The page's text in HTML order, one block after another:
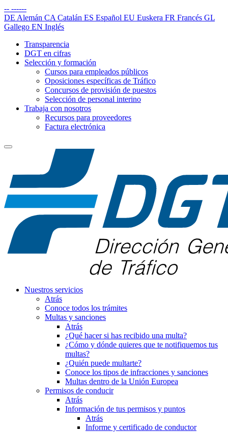
-- ------
DE Alemán CA Catalán ES Español EU Euskera FR Francés GL
Gallego EN Inglés
Transparencia
DGT en cifras
Selección y formación
Cursos para empleados públicos
Oposiciones específicas de Tráfico
Concursos de provisión de puestos
Selección de personal interino
Trabaja con nosotros
Recursos para proveedores
Factura electrónica
Nuestros servicios
Atrás
Conoce todos los trámites
Multas y sanciones
Atrás
¿Qué hacer si has recibido una multa?
¿Cómo y dónde quieres que te notifiquemos tus
multas?
¿Quién puede multarte?
Conoce los tipos de infracciones y sanciones
Multas dentro de la Unión Europea
Permisos de conducir
Atrás
Información de tus permisos y puntos
Atrás
Informe y certificado de conductor